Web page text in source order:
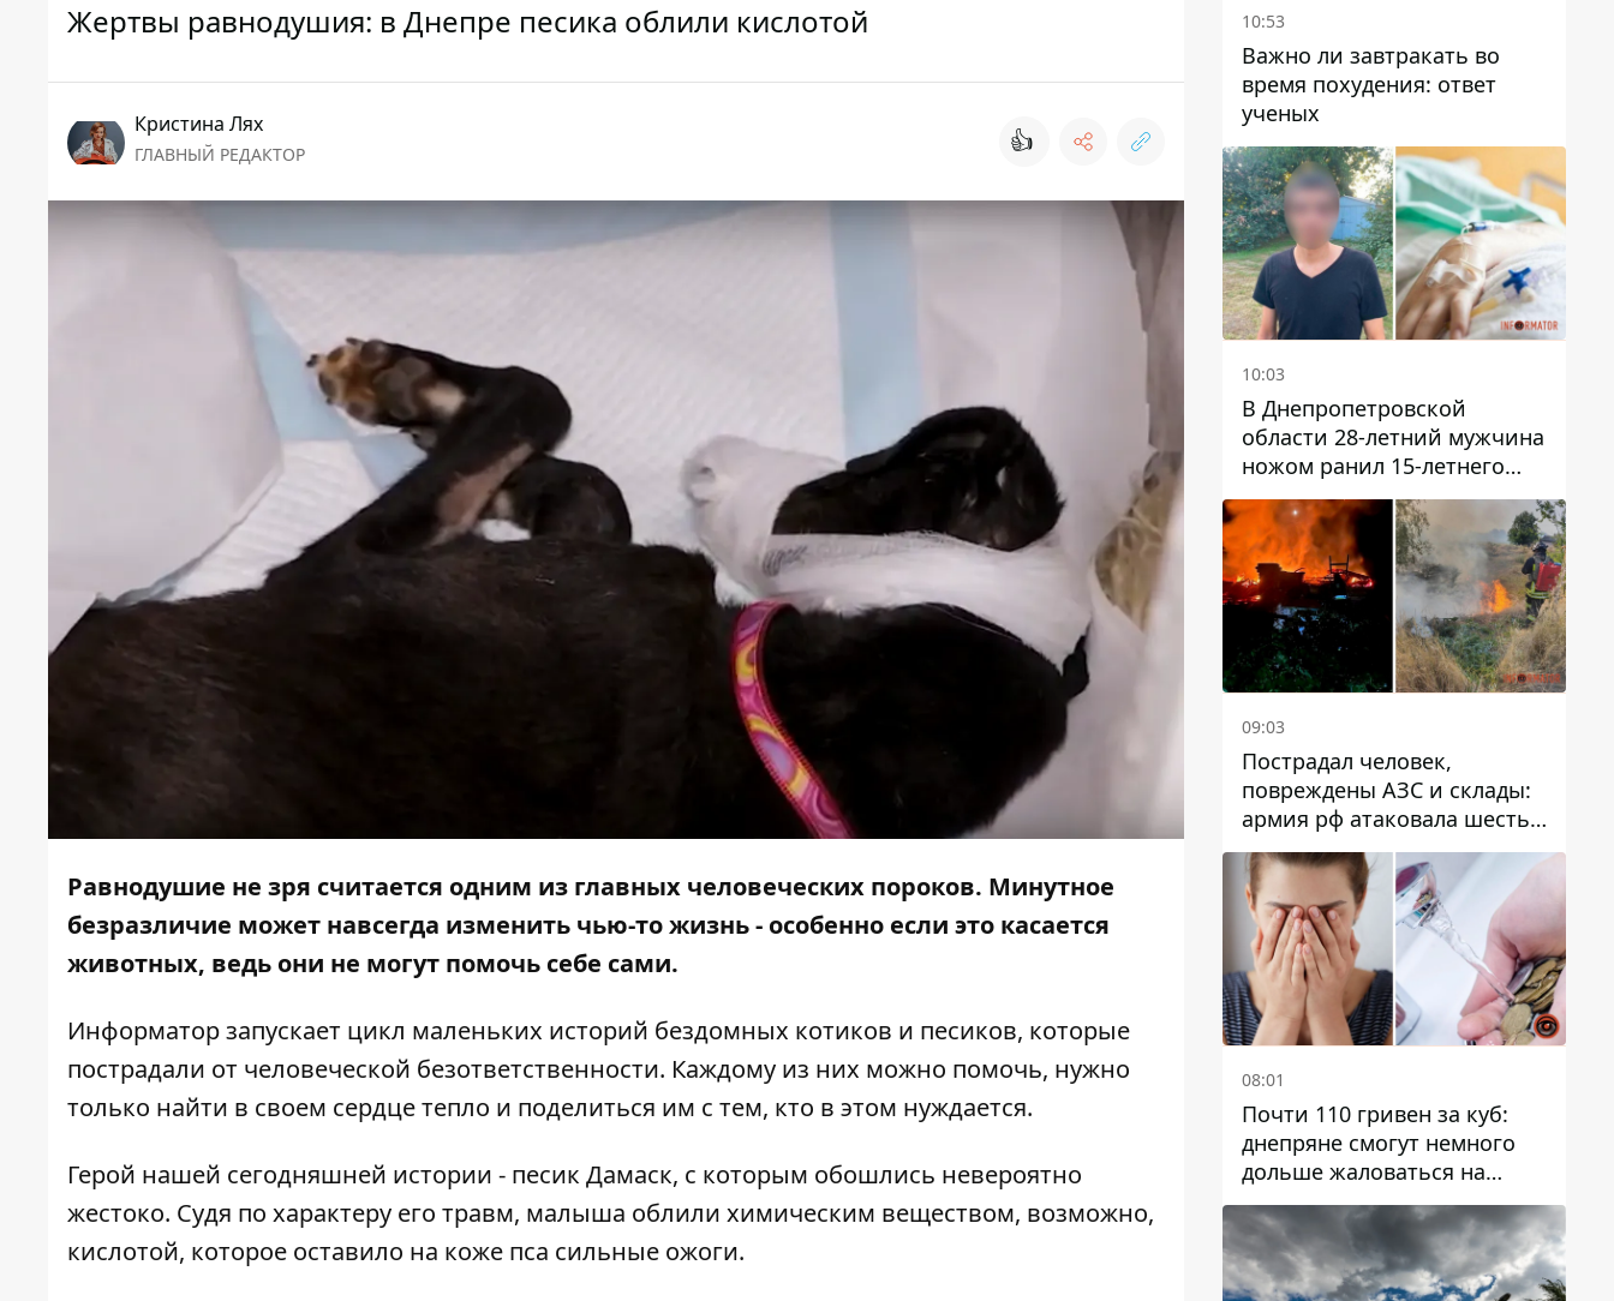
Жертвы равнодушия: в Днепре песика облили кислотой
Кристина Лях
ГЛАВНЫЙ РЕДАКТОР 👍
Равнодушие не зря считается одним из главных человеческих пороков. Минутное
безразличие может навсегда изменить чью-то жизнь - особенно если это касается
животных, ведь они не могут помочь себе сами.
Информаторзапускает цикл маленьких историй бездомных котиков и песиков, которые
пострадали от человеческой безответственности. Каждому из них можно помочь, нужно
только найти в своем сердце тепло и поделиться им с тем, кто в этом нуждается.
Герой нашей сегодняшней истории - песик Дамаск, с которым обошлись невероятно
жестоко. Судя по характеру его травм, малыша облили химическим веществом, возможно,
кислотой, которое оставило на коже пса сильные ожоги.
10:53
Важно ли завтракать во
время похудения: ответ
ученых
10:03
В Днепропетровской
области 28-летний мужчина
ножом ранил 15-летнего
парня
09:03
Пострадал человек,
повреждены АЗС и склады:
армия рф атаковала шесть
районов Днепропетровской
области
08:01
Почти 110 гривен за куб:
днепряне смогут немного
дольше жаловаться на
запланированные тарифы
на воду на 2027 год